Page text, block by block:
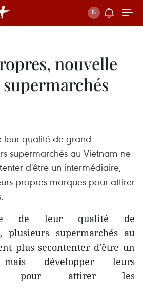
nouvelle
leur qualité de grand
supermarchés au Vietnam ne
d'être un intermédiaire,
propres marques pour attirer
de leur qualité de
plusieurs supermarchés au
plus secontenter d'être un
mais développer leurs
pour attirer les